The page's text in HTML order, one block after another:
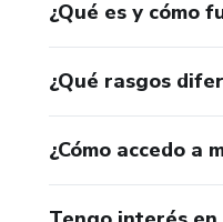
¿Qué es y cómo
¿Qué rasgos
¿Cómo accedo a